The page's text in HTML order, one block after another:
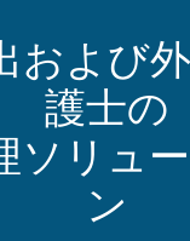
および
護士の
ソリュ
ン